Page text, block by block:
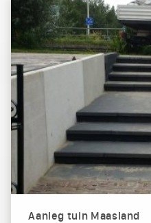
Aanleg tuin Maasland